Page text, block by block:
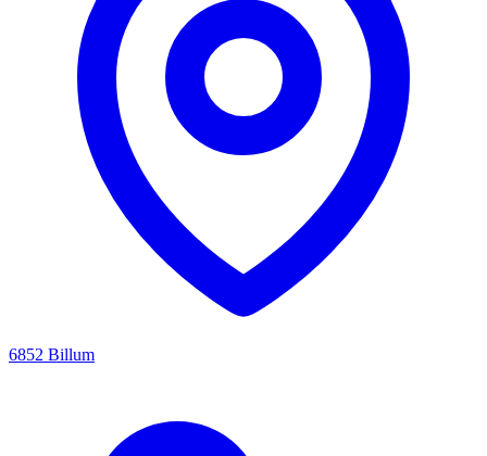
6852 Billum